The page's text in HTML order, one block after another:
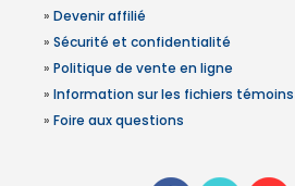
» Devenir affilié
» Sécurité et confidentialité
» Politique de vente en ligne
» Information sur les fichiers
» Foire aux questions